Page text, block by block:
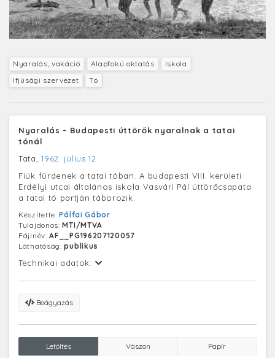
Nyaralás, vakáció Alapfokú oktatás
Iskola
Ifjúsági szervezet
Tó
Nyaralás - Budapesti úttörők nyaralnak a tatai
tónál
Tata,1962. július 12.
Fiúk fürdenek a tatai tóban. A budapesti VIII. kerületi
Erdélyi utcai általános iskola Vasvári Pál úttörőcsapata
a tatai tó partján táborozik.
Készítette:Pálfai Gábor
Tulajdonos:MTI/MTVA
Fájlnév:AF__PG196207120057
Láthatóság:publikus
Technikai adatok:
Beágyazás
Letöltés Vászon Papír